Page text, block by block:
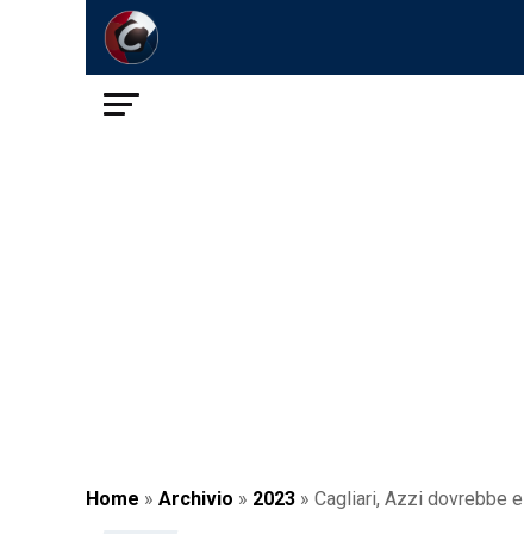
Home » Archivio » 2023 » Cagliari, Azzi dovrebbe